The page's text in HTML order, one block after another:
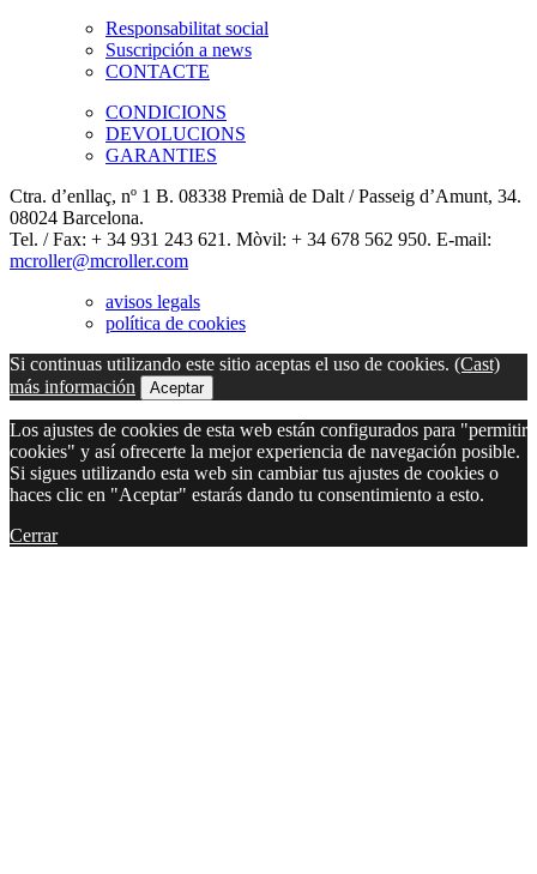
Responsabilitat social
Suscripción a news
CONTACTE
CONDICIONS
DEVOLUCIONS
GARANTIES
Ctra. d’enllaç, nº 1 B. 08338 Premià de Dalt / Passeig d’Amunt, 34.
08024 Barcelona.
Tel. / Fax: + 34 931 243 621. Mòvil: + 34 678 562 950. E-mail:
mcroller@mcroller.com
avisos legals
política de cookies
Si continuas utilizando este sitio aceptas el uso de cookies. (Cast)
más información
Aceptar
Los ajustes de cookies de esta web están configurados para "permitir
cookies" y así ofrecerte la mejor experiencia de navegación posible.
Si sigues utilizando esta web sin cambiar tus ajustes de cookies o
haces clic en "Aceptar" estarás dando tu consentimiento a esto.
Cerrar